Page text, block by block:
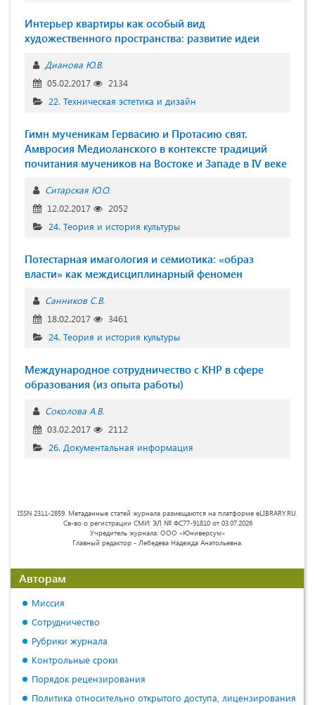
Интерьер квартиры как особый вид
художественного пространства: развитие идеи
Дианова Ю.В.
05.02.2017
2134
22. Техническая эстетика и дизайн
Гимн мученикам Гервасию и Протасию свят.
Амвросия Медиоланского в контексте традиций
почитания мучеников на Востоке и Западе в IV веке
Ситарская Ю.О.
12.02.2017
2052
24. Теория и история культуры
Потестарная имагология и семиотика: «образ
власти» как междисциплинарный феномен
Санников С.В.
18.02.2017
3461
24. Теория и история культуры
Международное сотрудничество с КНР в сфере
образования (из опыта работы)
Соколова А.В.
03.02.2017
2112
26. Документальная информация
ISSN 2311-2859. Метаданные статей журнала размещаются на платформе eLIBRARY.RU.
Св-во о регистрации СМИ: ЭЛ № ФС77-91810 от 03.07.2026
Учредитель журнала: ООО «Юниверсум»
Главный редактор - Лебедева Надежда Анатольевна.
Авторам
Миссия
Сотрудничество
Рубрики журнала
Контрольные сроки
Порядок рецензирования
Политика относительно открытого доступа, лицензирования